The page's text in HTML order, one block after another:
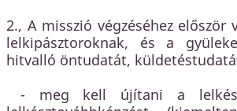
2., A misszió végzéséhez először
lelkipásztoroknak, és a
hitvalló öntudatát,
- meg kell újítani a